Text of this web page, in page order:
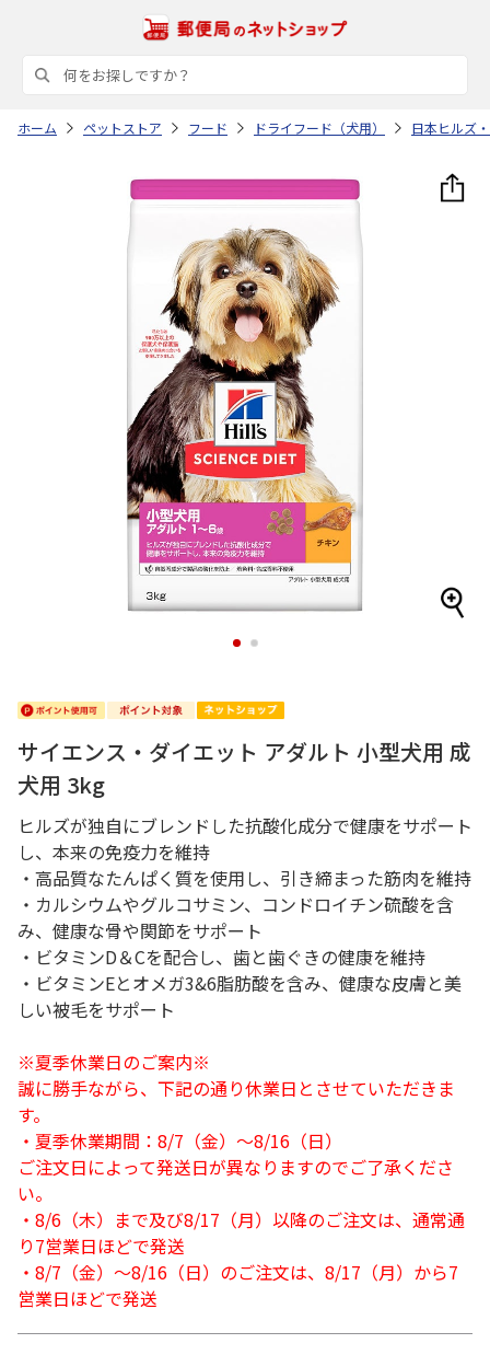
ホーム ペットストア フード ドライフード（犬用） 日本ヒルズ
1 2
サイエンス・ダイエット アダルト 小型犬用 成
犬用 3kg
ヒルズが独自にブレンドした抗酸化成分で健康をサポート
し、本来の免疫力を維持
・高品質なたんぱく質を使用し、引き締まった筋肉を維持
・カルシウムやグルコサミン、コンドロイチン硫酸を含
み、健康な骨や関節をサポート
・ビタミンD＆Cを配合し、歯と歯ぐきの健康を維持
・ビタミンEとオメガ3&6脂肪酸を含み、健康な皮膚と美
しい被毛をサポート
※夏季休業日のご案内※
誠に勝手ながら、下記の通り休業日とさせていただきま
す。
・夏季休業期間：8/7（金）～8/16（日）
ご注文日によって発送日が異なりますのでご了承くださ
い。
・8/6（木）まで及び8/17（月）以降のご注文は、通常通
り7営業日ほどで発送
・8/7（金）～8/16（日）のご注文は、8/17（月）から7
営業日ほどで発送